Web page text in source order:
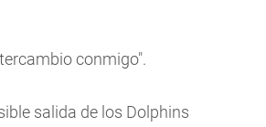
conmigo".
salida de los Dolphins